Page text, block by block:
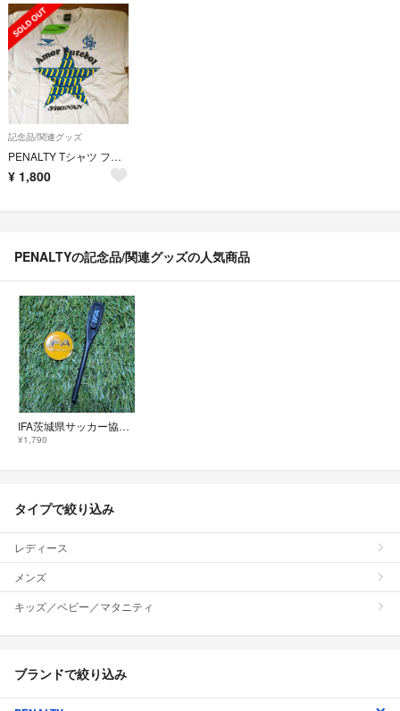
記念品/関連グッズ
PENALTY Tシャツ フットサル湘南ベルマーレ
¥ 1,800
PENALTYの記念品/関連グッズの人気商品
IFA茨城県サッカー協会 トスコイン ペン
¥1,790
タイプで絞り込み
レディース
メンズ
キッズ／ベビー／マタニティ
ブランドで絞り込み